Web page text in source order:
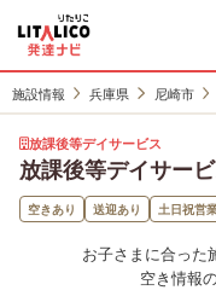
施設情報 兵庫県 尼崎市
放課後等デイサービス
放課後等デイサー
空きあり 送迎あり 土日祝営
お子さまに合った
空き情報